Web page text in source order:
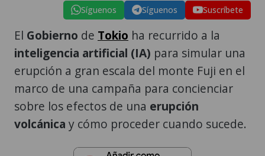
Síguenos Síguenos Suscríbete
El Gobierno de Tokio ha recurrido a la
inteligencia artificial (IA) para simular una
erupción a gran escala del monte Fuji en el
marco de una campaña para concienciar
sobre los efectos de una erupción
volcánica y cómo proceder cuando sucede.